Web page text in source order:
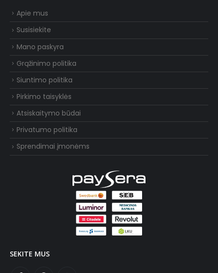
Apie mus
Susisiekite
Mano paskyra
Grąžinimo politika
Siuntimo politika
Pirkimo taisyklės
Atsiskaitymo būdai
Privatumo politika
Sprendimai įmonėms
SEKITE MUS